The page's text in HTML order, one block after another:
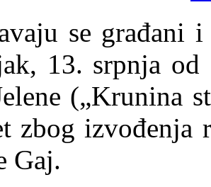
se
13. srpnja
(„Krunina
zbog izvođenja
Gaj.